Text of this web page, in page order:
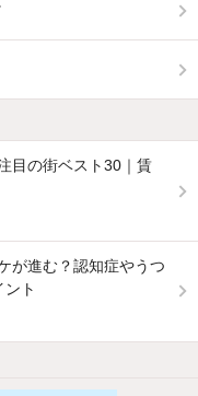
目の街ベスト30｜賃
が進む？認知症やうつ
ト